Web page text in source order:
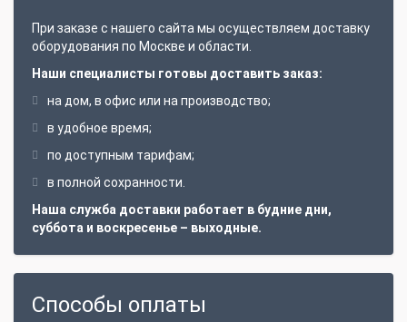
При заказе с нашего сайта мы осуществляем доставку
оборудования по Москве и области.
Наши специалисты готовы доставить заказ:
на дом, в офис или на производство;
в удобное время;
по доступным тарифам;
в полной сохранности.
Наша служба доставки работает в будние дни,
суббота и воскресенье – выходные.
Способы оплаты